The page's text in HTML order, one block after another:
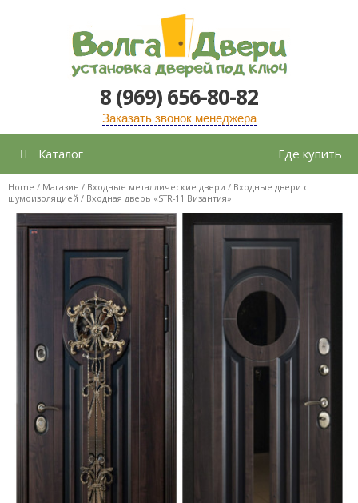
содержимому
8 (969) 656-80-82
Заказать звонок менеджера
Каталог Где купить
Home / Магазин / Входные металлические двери / Входные двери с
шумоизоляцией / Входная дверь «STR-11 Византия»